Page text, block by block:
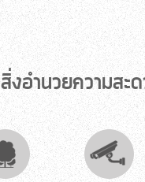
สิ่งอำนวยความสะ